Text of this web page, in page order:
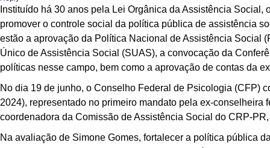
Instituído há 30 anos pela Lei Orgânica da Assistência Social ,
promover o controle social da política pública de assistência
estão a aprovação da Política Nacional de Assistência Social
Único de Assistência Social (SUAS), a convocação da
políticas nesse campo, bem como a aprovação de contas da
No dia 19 de junho, o Conselho Federal de Psicologia (CFP)
2024), representado no primeiro mandato pela ex-
coordenadora da Comissão de Assistência Social do CRP-
Na avaliação de Simone Gomes, fortalecer a política pública